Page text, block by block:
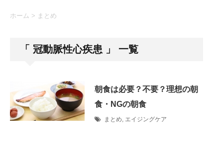
ホーム > まとめ
「 冠動脈性心疾患 」 一覧
朝食は必要？不要？理想の朝
食・NGの朝食
まとめ, エイジングケア